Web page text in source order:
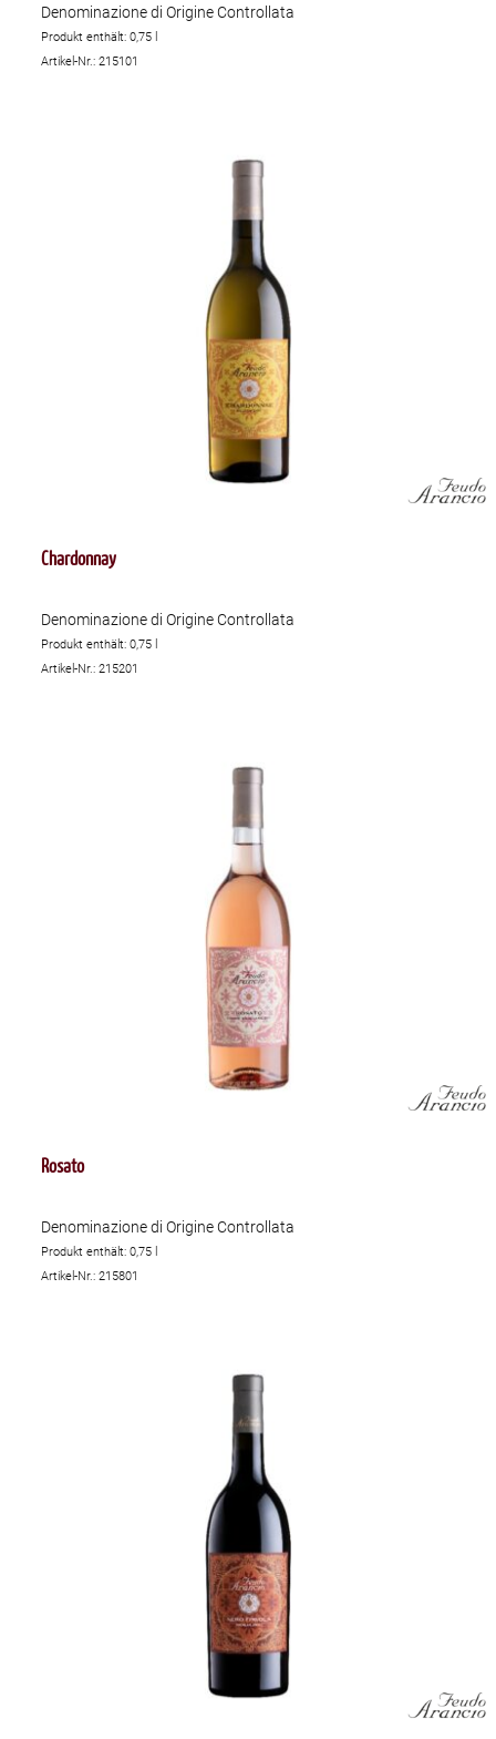
Denominazione di Origine Controllata
Produkt enthält: 0,75
Artikel-Nr.: 215101
Chardonnay
Denominazione di Origine Controllata
Produkt enthält: 0,75
Artikel-Nr.: 215201
Rosato
Denominazione di Origine Controllata
Produkt enthält: 0,75
Artikel-Nr.: 215801